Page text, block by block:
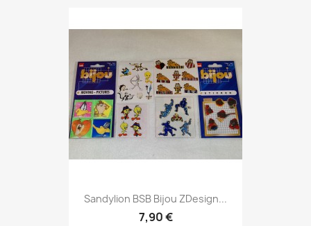
Sandylion BSB Bijou ZDesign...
7,90 €